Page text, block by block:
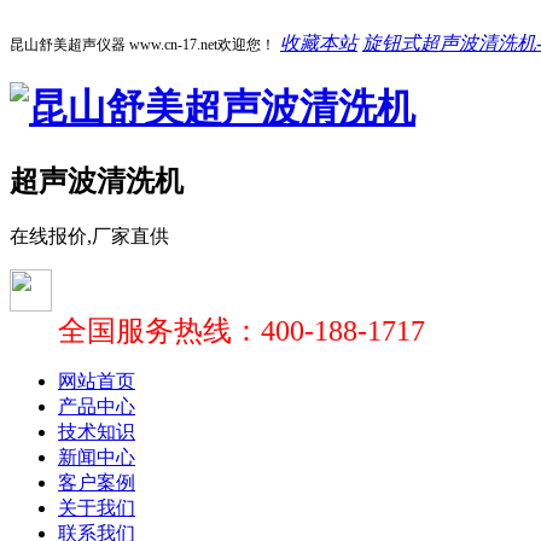
昆山舒美超声仪器 www.cn-17.net欢迎您！ 收藏本站 旋钮式超声波清洗机
超声波清洗机
在线报价,厂家直供
全国服务热线：400-188-1717
网站首页
产品中心
技术知识
新闻中心
客户案例
关于我们
联系我们